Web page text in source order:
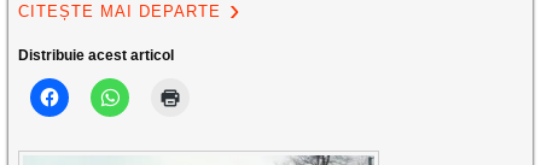
CITEȘTE MAI DEPARTE
Distribuie acest articol